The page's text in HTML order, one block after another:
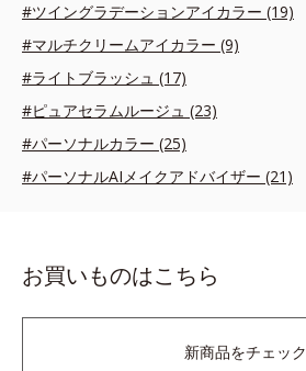
#ツイングラデーションアイカラー (19)
#マルチクリームアイカラー (9)
#ライトブラッシュ (17)
#ピュアセラムルージュ (23)
#パーソナルカラー (25)
#パーソナルAIメイクアドバイザー (21)
お買いものはこちら
新商品をチェック